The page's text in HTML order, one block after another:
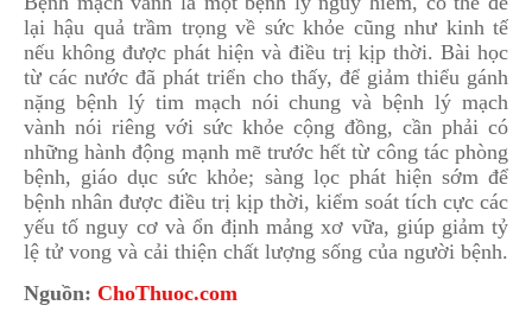
lại hậu quả trầm trọng về sức khỏe cũng như kinh tế
nếu không được phát hiện và điều trị kịp thời. Bài học
từ các nước đã phát triển cho thấy, để giảm thiểu gánh
nặng bệnh lý tim mạch nói chung và bệnh lý mạch
vành nói riêng với sức khỏe cộng đồng, cần phải có
những hành động mạnh mẽ trước hết từ công tác phòng
bệnh, giáo dục sức khỏe; sàng lọc phát hiện sớm để
bệnh nhân được điều trị kịp thời, kiểm soát tích cực các
yếu tố nguy cơ và ổn định mảng xơ vữa, giúp giảm tỷ
lệ tử vong và cải thiện chất lượng sống của người bệnh.
Nguồn: ChoThuoc.com